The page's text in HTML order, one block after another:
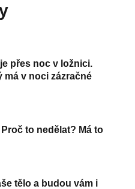
přes noc v ložnici.
v noci zázračné
to nedělat? Má to
tělo a budou vám i